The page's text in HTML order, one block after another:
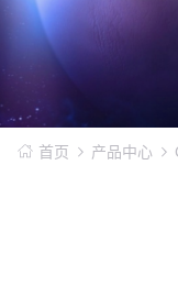
首页 产品中心